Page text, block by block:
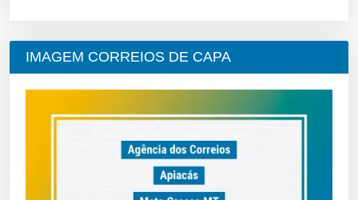
IMAGEM CORREIOS DE CAPA